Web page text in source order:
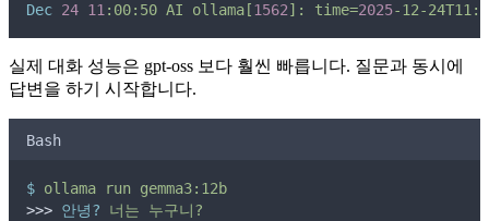
Dec 24 11 :00:50 AI ollama[1562]: time=2025-12-
실제 대화 성능은 gpt-oss 보다 훨씬 빠릅니다. 질문과 동시에
답변을 하기 시작합니다.
Bash
$ ollama run gemma3:12b
>>> 안녕? 너는
누구니?